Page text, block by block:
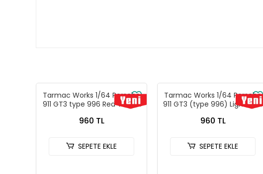
Tarmac Works 1/64 Porsche
911 GT3 type 996 Red T64G-
960 TL
SEPETE EKLE
Tarmac Works 1/64 Porsche
911 GT3 (type 996) Light Blue
Models GLOBAL64 T64G-
960 TL
SEPETE EKLE